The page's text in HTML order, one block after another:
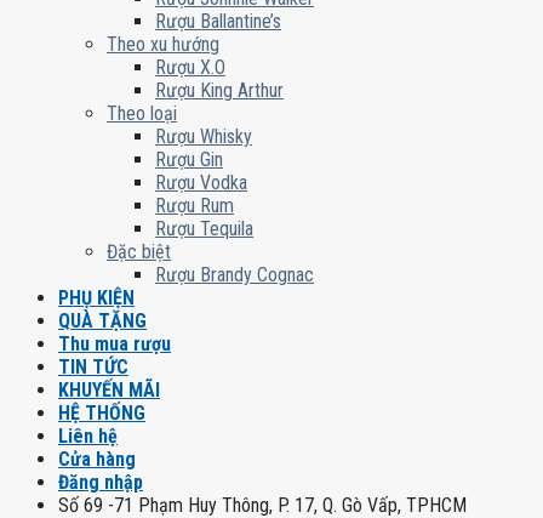
Rượu Ballantine’s
Theo xu hướng
Rượu X.O
Rượu King Arthur
Theo loại
Rượu Whisky
Rượu Gin
Rượu Vodka
Rượu Rum
Rượu Tequila
Đặc biệt
Rượu Brandy Cognac
PHỤ KIỆN
QUÀ TẶNG
Thu mua rượu
TIN TỨC
KHUYẾN MÃI
HỆ THỐNG
Liên hệ
Cửa hàng
Đăng nhập
Số 69 -71 Phạm Huy Thông, P. 17, Q. Gò Vấp, TPHCM